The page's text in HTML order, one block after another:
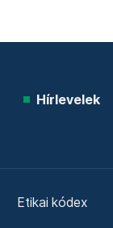
Hírlevelek
Etikai kódex